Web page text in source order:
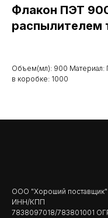
Флакон ПЭТ
распылителем
Объем(мл): 900 Материал:
в коробке: 1000
ООО "Хороший поставщик"
ИНН/КПП
7838097018/783801001